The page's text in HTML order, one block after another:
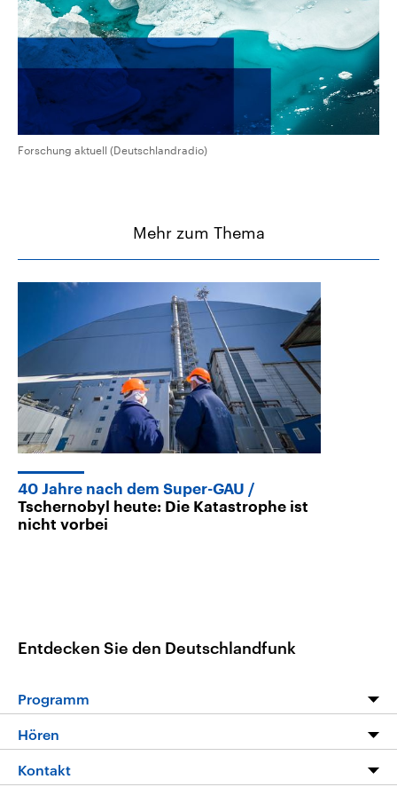
aktuelle Weltgeschehen.
Diese wird wie die
Sendungen Programm Podcasts
Audio-Archiv
Forschung aktuell (Deutschlandradio)
Mehr zum Thema
40 Jahre nach dem Super-GAU
Tschernobyl heute: Die Katastrophe ist
nicht vorbei
Entdecken Sie den Deutschlandfunk
Programm
Programm
Die Nachrichten
Hören
Livestream
Kontakt